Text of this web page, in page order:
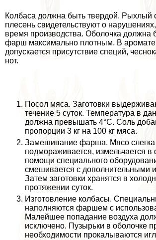
Колбаса должна быть твердой. Рыхлый
плесень свидетельствуют о
время производства. Оболочка должна
фарш максимально плотным. В аромате
допускается присутствие специй,
нот.
Посол мяса. Заготовки
течение 5 суток. Температура в
должна превышать 4°С. Соль
пропорции 3 кг на 100 кг мяса.
Замешивание фарша. Мясо слегка
подмораживается, измельчается
помощи специального
смешивается с дополнительными
Затем заготовки хранятся в
протяжении суток.
Изготовление колбасы.
наполняются фаршем с
Малейшее попадание воздуха
исключено. Пузырьки в оболочке
необходимости прокалываются